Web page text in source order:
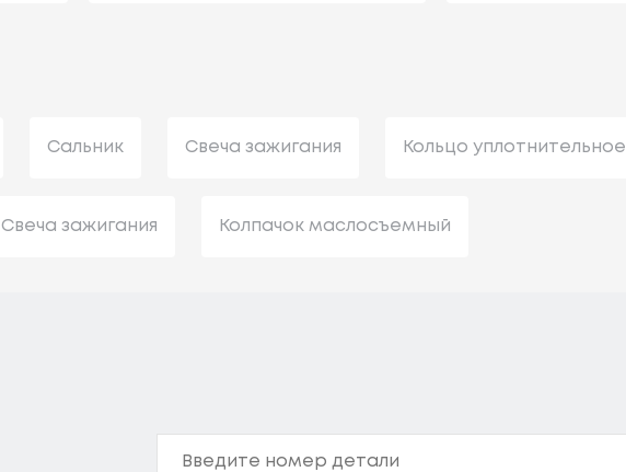
Сальник Свеча зажигания Кольцо уплотнительное
Свеча зажигания Колпачок маслосъемный